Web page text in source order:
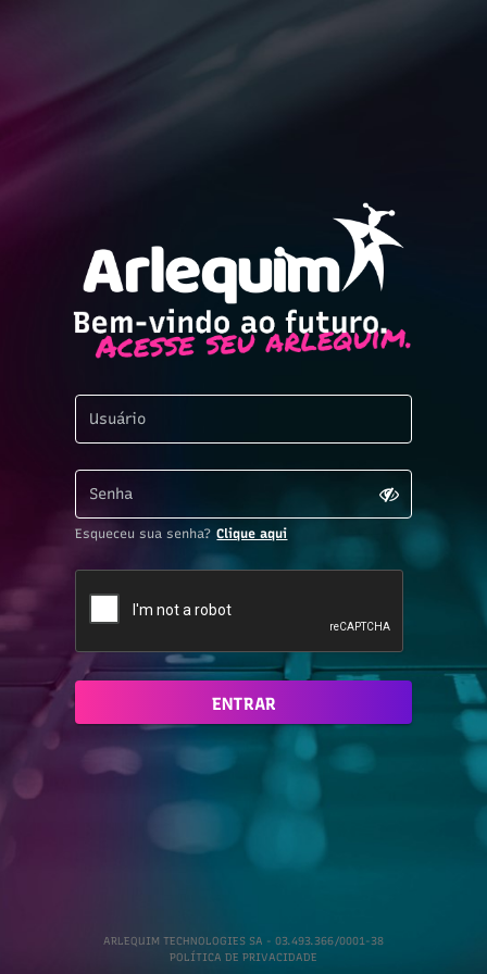
Esqueceu sua senha? Clique aqui
ENTRAR
ARLEQUIM TECHNOLOGIES SA - 03.493.366/0001-38
POLÍTICA DE PRIVACIDADE